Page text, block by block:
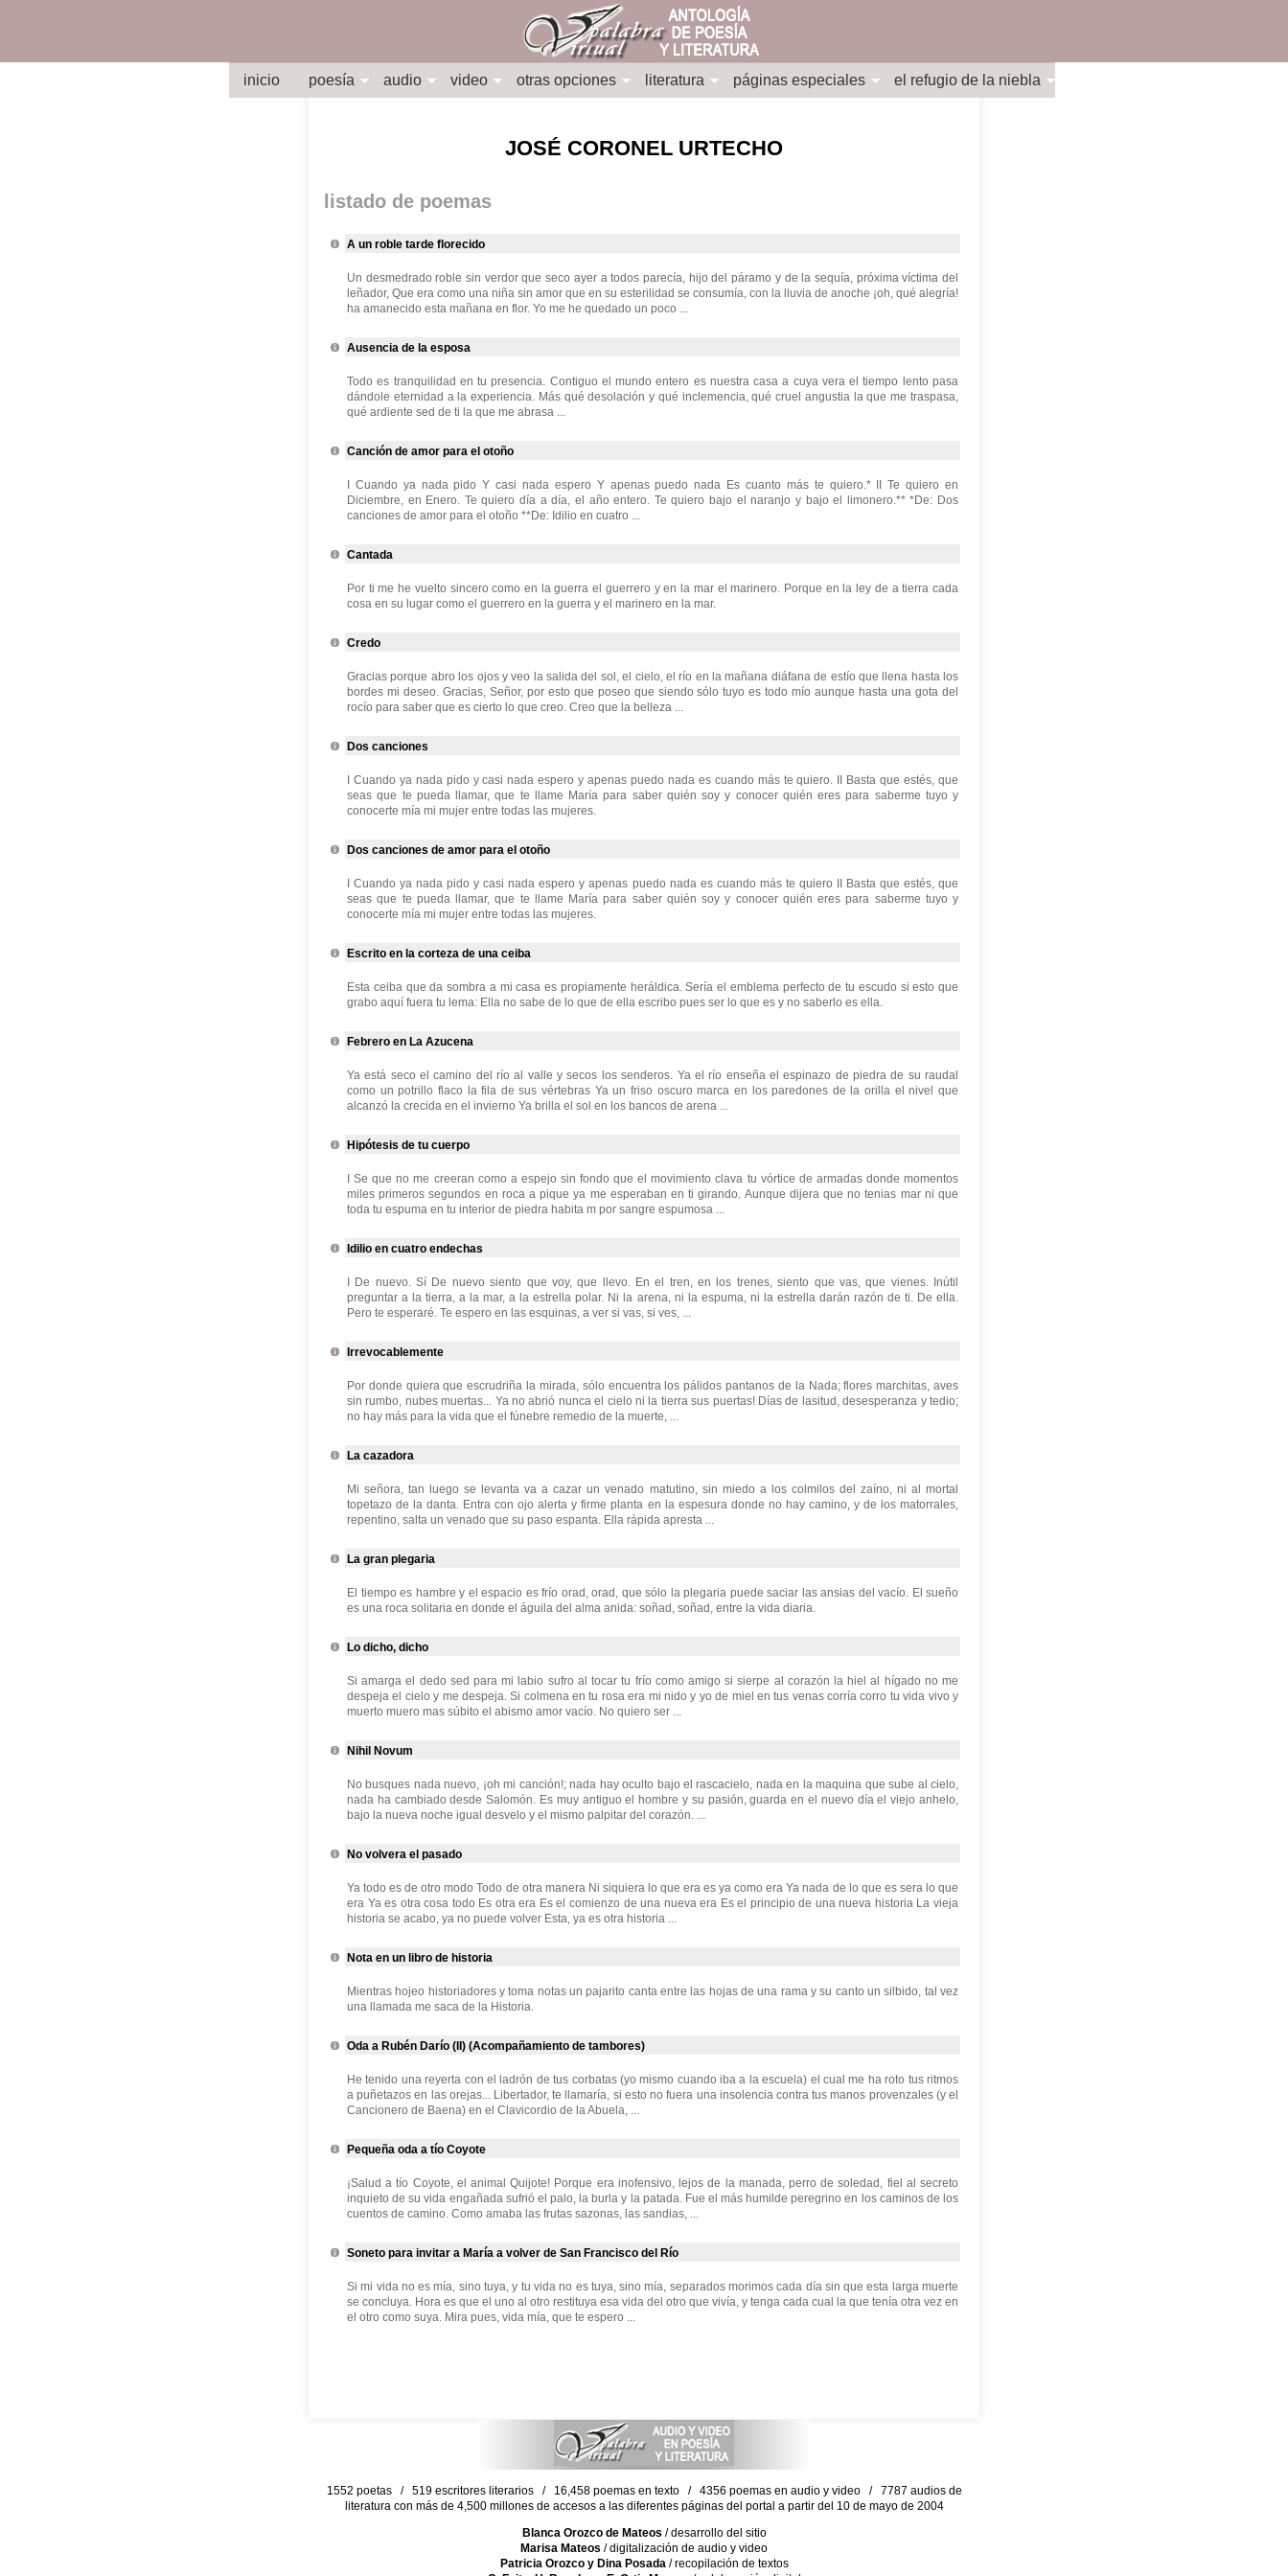
inicio poesía audio video otras opciones literatura páginas especiales el refugio de la niebla
JOSÉ CORONEL URTECHO
listado de poemas
A un roble tarde florecido
Un desmedrado roble sin verdor que seco ayer a todos parecía, hijo del páramo y de la sequía, próxima víctima del
leñador, Que era como una niña sin amor que en su esterilidad se consumía, con la lluvia de anoche ¡oh, qué alegría!
ha amanecido esta mañana en flor. Yo me he quedado un poco ...
Ausencia de la esposa
Todo es tranquilidad en tu presencia. Contiguo el mundo entero es nuestra casa a cuya vera el tiempo lento pasa
dándole eternidad a la experiencia. Más qué desolación y qué inclemencia, qué cruel angustia la que me traspasa,
qué ardiente sed de ti la que me abrasa ...
Canción de amor para el otoño
I Cuando ya nada pido Y casi nada espero Y apenas puedo nada Es cuanto más te quiero.* II Te quiero en
Diciembre, en Enero. Te quiero día a día, el año entero. Te quiero bajo el naranjo y bajo el limonero.** *De: Dos
canciones de amor para el otoño **De: Idilio en cuatro ...
Cantada
Por ti me he vuelto sincero como en la guerra el guerrero y en la mar el marinero. Porque en la ley de a tierra cada
cosa en su lugar como el guerrero en la guerra y el marinero en la mar.
Credo
Gracias porque abro los ojos y veo la salida del sol, el cielo, el río en la mañana diáfana de estío que llena hasta los
bordes mi deseo. Gracias, Señor, por esto que poseo que siendo sólo tuyo es todo mío aunque hasta una gota del
rocío para saber que es cierto lo que creo. Creo que la belleza ...
Dos canciones
I Cuando ya nada pido y casi nada espero y apenas puedo nada es cuando más te quiero. II Basta que estés, que
seas que te pueda llamar, que te llame María para saber quién soy y conocer quién eres para saberme tuyo y
conocerte mía mi mujer entre todas las mujeres.
Dos canciones de amor para el otoño
I Cuando ya nada pido y casi nada espero y apenas puedo nada es cuando más te quiero II Basta que estés, que
seas que te pueda llamar, que te llame María para saber quién soy y conocer quién eres para saberme tuyo y
conocerte mía mi mujer entre todas las mujeres.
Escrito en la corteza de una ceiba
Esta ceiba que da sombra a mi casa es propiamente heráldica. Sería el emblema perfecto de tu escudo si esto que
grabo aquí fuera tu lema: Ella no sabe de lo que de ella escribo pues ser lo que es y no saberlo es ella.
Febrero en La Azucena
Ya está seco el camino del río al valle y secos los senderos. Ya el río enseña el espinazo de piedra de su raudal
como un potrillo flaco la fila de sus vértebras Ya un friso oscuro marca en los paredones de la orilla el nivel que
alcanzó la crecida en el invierno Ya brilla el sol en los bancos de arena ...
Hipótesis de tu cuerpo
I Se que no me creeran como a espejo sin fondo que el movimiento clava tu vórtice de armadas donde momentos
miles primeros segundos en roca a pique ya me esperaban en ti girando. Aunque dijera que no tenias mar ni que
toda tu espuma en tu interior de piedra habita m por sangre espumosa ...
Idilio en cuatro endechas
I De nuevo. Sí De nuevo siento que voy, que llevo. En el tren, en los trenes, siento que vas, que vienes. Inútil
preguntar a la tierra, a la mar, a la estrella polar. Ni la arena, ni la espuma, ni la estrella darán razón de ti. De ella.
Pero te esperaré. Te espero en las esquinas, a ver si vas, si ves, ...
Irrevocablemente
Por donde quiera que escrudriña la mirada, sólo encuentra los pálidos pantanos de la Nada; flores marchitas, aves
sin rumbo, nubes muertas... Ya no abrió nunca el cielo ni la tierra sus puertas! Días de lasitud, desesperanza y tedio;
no hay más para la vida que el fúnebre remedio de la muerte, ...
La cazadora
Mi señora, tan luego se levanta va a cazar un venado matutino, sin miedo a los colmilos del zaíno, ni al mortal
topetazo de la danta. Entra con ojo alerta y firme planta en la espesura donde no hay camino, y de los matorrales,
repentino, salta un venado que su paso espanta. Ella rápida apresta ...
La gran plegaria
El tiempo es hambre y el espacio es frío orad, orad, que sólo la plegaria puede saciar las ansias del vacío. El sueño
es una roca solitaria en donde el águila del alma anida: soñad, soñad, entre la vida diaria.
Lo dicho, dicho
Si amarga el dedo sed para mi labio sufro al tocar tu frío como amigo si sierpe al corazón la hiel al hígado no me
despeja el cielo y me despeja. Si colmena en tu rosa era mi nido y yo de miel en tus venas corría corro tu vida vivo y
muerto muero mas súbito el abismo amor vacío. No quiero ser ...
Nihil Novum
No busques nada nuevo, ¡oh mi canción!; nada hay oculto bajo el rascacielo, nada en la maquina que sube al cielo,
nada ha cambiado desde Salomón. Es muy antiguo el hombre y su pasión, guarda en el nuevo día el viejo anhelo,
bajo la nueva noche igual desvelo y el mismo palpitar del corazón. ...
No volvera el pasado
Ya todo es de otro modo Todo de otra manera Ni siquiera lo que era es ya como era Ya nada de lo que es sera lo que
era Ya es otra cosa todo Es otra era Es el comienzo de una nueva era Es el principio de una nueva historia La vieja
historia se acabo, ya no puede volver Esta, ya es otra historia ...
Nota en un libro de historia
Mientras hojeo historiadores y toma notas un pajarito canta entre las hojas de una rama y su canto un silbido, tal vez
una llamada me saca de la Historia.
Oda a Rubén Darío (II) (Acompañamiento de tambores)
He tenido una reyerta con el ladrón de tus corbatas (yo mismo cuando iba a la escuela) el cual me ha roto tus ritmos
a puñetazos en las orejas... Libertador, te llamaría, si esto no fuera una insolencia contra tus manos provenzales (y el
Cancionero de Baena) en el Clavicordio de la Abuela, ...
Pequeña oda a tío Coyote
¡Salud a tío Coyote, el animal Quijote! Porque era inofensivo, lejos de la manada, perro de soledad, fiel al secreto
inquieto de su vida engañada sufrió el palo, la burla y la patada. Fue el más humilde peregrino en los caminos de los
cuentos de camino. Como amaba las frutas sazonas, las sandias, ...
Soneto para invitar a María a volver de San Francisco del Río
Si mi vida no es mía, sino tuya, y tu vida no es tuya, sino mía, separados morimos cada día sin que esta larga muerte
se concluya. Hora es que el uno al otro restituya esa vida del otro que vivía, y tenga cada cual la que tenía otra vez en
el otro como suya. Mira pues, vida mía, que te espero ...
1552 poetas / 519 escritores literarios / 16,458 poemas en texto / 4356 poemas en audio y video / 7787 audios de
literatura con más de 4,500 millones de accesos a las diferentes páginas del portal a partir del 10 de mayo de 2004
Blanca Orozco de Mateos / desarrollo del sitio
Marisa Mateos / digitalización de audio y video
Patricia Orozco y Dina Posada/ recopilación de textos